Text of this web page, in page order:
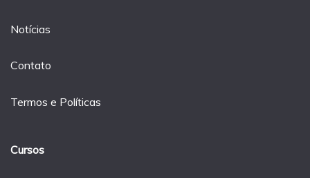
Notícias
Contato
Termos e Políticas
Cursos